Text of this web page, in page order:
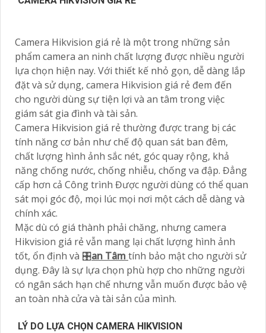
Camera Hikvision giá rẻ là một trong những sản
phẩm camera an ninh chất lượng được nhiều người
lựa chọn hiện nay. Với thiết kế nhỏ gọn, dễ dàng lắp
đặt và sử dụng, camera Hikvision giá rẻ đem đến
cho người dùng sự tiện lợi và an tâm trong việc
giám sát gia đình và tài sản.
Camera Hikvision giá rẻ thường được trang bị các
tính năng cơ bản như chế độ quan sát ban đêm,
chất lượng hình ảnh sắc nét, góc quay rộng, khả
năng chống nước, chống nhiễu, chống va đập. Đẳng
cấp hơn cả Công trình Được người dùng có thể quan
sát mọi góc độ, mọi lúc mọi nơi một cách dễ dàng và
chính xác.
Mặc dù có giá thành phải chăng, nhưng camera
Hikvision giá rẻ vẫn mang lại chất lượng hình ảnh
tốt, ổn định và 🎛an Tâm tính bảo mật cho người sử
dụng. Đây là sự lựa chọn phù hợp cho những người
có ngân sách hạn chế nhưng vẫn muốn được bảo vệ
an toàn nhà cửa và tài sản của mình.
LÝ DO LỰA CHỌN CAMERA HIKVISION